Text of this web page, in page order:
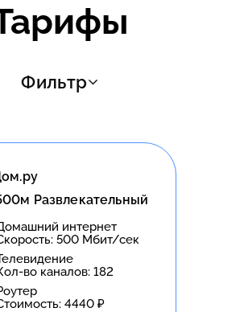
Фильтр
Развлекательный
интернет
500 Мбит/сек
во каналов: 182
4440 ₽